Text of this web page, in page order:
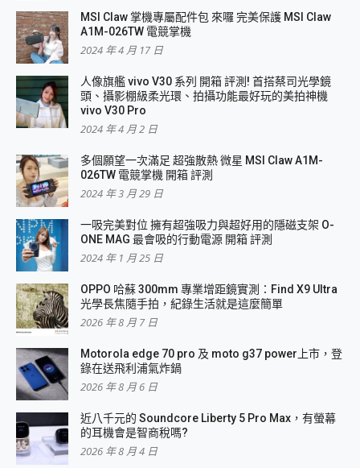
MSI Claw 掌機專屬配件包 來囉 完美保護 MSI Claw
A1M-026TW 電競掌機
2024 年 4 月 17 日
人像旗艦 vivo V30 系列 開箱 評測! 首搭蔡司光學鏡
頭、攝影棚級柔光環、拍攝功能最好玩的美拍神機
vivo V30 Pro
2024 年 4 月 2 日
多個願望一次滿足 超強散熱 微星 MSI Claw A1M-
026TW 電競掌機 開箱 評測
2024 年 3 月 29 日
一吸完美對位 擁有超強吸力與超好用的隱磁支架 O-
ONE MAG 最會吸的行動電源 開箱 評測
2024 年 1 月 25 日
OPPO 哈蘇 300mm 專業增距鏡實測：Find X9 Ultra
光學長焦隨手拍，紀錄生活就是這麼簡單
2026 年 8 月 7 日
Motorola edge 70 pro 及 moto g37 power上市，登
錄在送飛利浦氣炸鍋
2026 年 8 月 6 日
近八千元的 Soundcore Liberty 5 Pro Max，有螢幕
的耳機會是智商稅嗎?
2026 年 8 月 4 日